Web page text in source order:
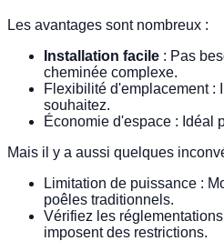
Les avantages sont nombreux :
Installation facile : Pas
cheminée complexe.
Flexibilité d'emplacement :
souhaitez.
Économie d'espace : Idéal
Mais il y a aussi quelques
Limitation de puissance :
poêles traditionnels.
Vérifiez les
imposent des restrictions.